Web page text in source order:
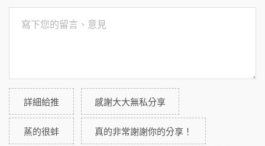
詳細給推 感謝大大無私分享
蒸的很蚌 真的非常謝謝你的分享！